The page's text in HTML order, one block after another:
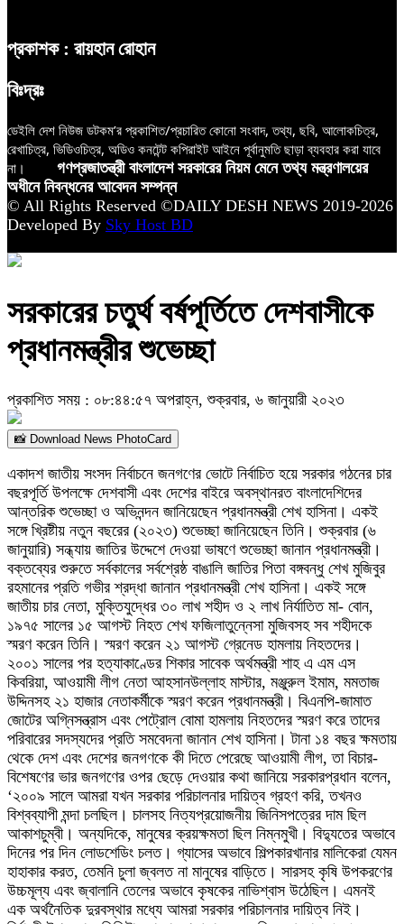
প্রকাশক : রায়হান রোহান
বিঃদ্রঃ
ডেইলি দেশ নিউজ ডটকম’র প্রকাশিত/প্রচারিত কোনো সংবাদ, তথ্য, ছবি, আলোকচিত্র,
রেখাচিত্র, ভিডিওচিত্র, অডিও কনটেন্ট কপিরাইট আইনে পূর্বানুমতি ছাড়া ব্যবহার করা যাবে
না।
গণপ্রজাতন্ত্রী বাংলাদেশ সরকারের নিয়ম মেনে তথ্য মন্ত্রণালয়ের
অধীনে নিবন্ধনের আবেদন সম্পন্ন
© All Rights Reserved ©DAILY DESH NEWS 2019-2026
Developed By Sky Host BD
সরকারের চতুর্থ বর্ষপূর্তিতে দেশবাসীকে
প্রধানমন্ত্রীর শুভেচ্ছা
প্রকাশিত সময় : ০৮:৪৪:৫৭ অপরাহ্ন, শুক্রবার, ৬ জানুয়ারী ২০২৩
📸 Download News PhotoCard
একাদশ জাতীয় সংসদ নির্বাচনে জনগণের ভোটে নির্বাচিত হয়ে সরকার গঠনের চার
বছরপূর্তি উপলক্ষে দেশবাসী এবং দেশের বাইরে অবস্থানরত বাংলাদেশিদের
আন্তরিক শুভেচ্ছা ও অভিনন্দন জানিয়েছেন প্রধানমন্ত্রী শেখ হাসিনা। একই
সঙ্গে খ্রিষ্টীয় নতুন বছরের (২০২৩) শুভেচ্ছা জানিয়েছেন তিনি। শুক্রবার (৬
জানুয়ারি) সন্ধ্যায় জাতির উদ্দেশে দেওয়া ভাষণে শুভেচ্ছা জানান প্রধানমন্ত্রী।
বক্তব্যের শুরুতে সর্বকালের সর্বশ্রেষ্ঠ বাঙালি জাতির পিতা বঙ্গবন্ধু শেখ মুজিবুর
রহমানের প্রতি গভীর শ্রদ্ধা জানান প্রধানমন্ত্রী শেখ হাসিনা। একই সঙ্গে
জাতীয় চার নেতা, মুক্তিযুদ্ধের ৩০ লাখ শহীদ ও ২ লাখ নির্যাতিত মা- বোন,
১৯৭৫ সালের ১৫ আগস্ট নিহত শেখ ফজিলাতুন্নেসা মুজিবসহ সব শহীদকে
স্মরণ করেন তিনি। স্মরণ করেন ২১ আগস্ট গ্রেনেড হামলায় নিহতদের।
২০০১ সালের পর হত্যাকাণ্ডের শিকার সাবেক অর্থমন্ত্রী শাহ এ এম এস
কিবরিয়া, আওয়ামী লীগ নেতা আহসানউল্লাহ মাস্টার, মঞ্জুরুল ইমাম, মমতাজ
উদ্দিনসহ ২১ হাজার নেতাকর্মীকে স্মরণ করেন প্রধানমন্ত্রী। বিএনপি-জামাত
জোটের অগ্নিসন্ত্রাস এবং পেট্রোল বোমা হামলায় নিহতদের স্মরণ করে তাদের
পরিবারের সদস্যদের প্রতি সমবেদনা জানান শেখ হাসিনা। টানা ১৪ বছর ক্ষমতায়
থেকে দেশ এবং দেশের জনগণকে কী দিতে পেরেছে আওয়ামী লীগ, তা বিচার-
বিশেষণের ভার জনগণের ওপর ছেড়ে দেওয়ার কথা জানিয়ে সরকারপ্রধান বলেন,
‘২০০৯ সালে আমরা যখন সরকার পরিচালনার দায়িত্ব গ্রহণ করি, তখনও
বিশ্বব্যাপী মন্দা চলছিল। চালসহ নিত্যপ্রয়োজনীয় জিনিসপত্রের দাম ছিল
আকাশচুম্বী। অন্যদিকে, মানুষের ক্রয়ক্ষমতা ছিল নিম্নমুখী। বিদ্যুতের অভাবে
দিনের পর দিন লোডশেডিং চলত। গ্যাসের অভাবে শিল্পকারখানার মালিকেরা যেমন
হাহাকার করত, তেমনি চুলা জ্বলত না মানুষের বাড়িতে। সারসহ কৃষি উপকরণের
উচ্চমূল্য এবং জ্বালানি তেলের অভাবে কৃষকের নাভিশ্বাস উঠেছিল। এমনই
এক অর্থনৈতিক দুরবস্থার মধ্যে আমরা সরকার পরিচালনার দায়িত্ব নিই।